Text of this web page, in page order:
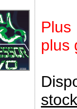
plus
stock